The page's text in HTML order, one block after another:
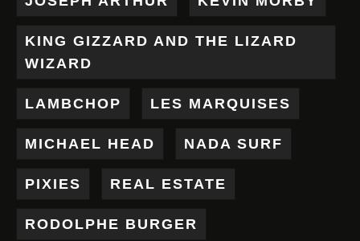
KING GIZZARD AND THE LIZARD
WIZARD
LAMBCHOP LES MARQUISES
MICHAEL HEAD NADA SURF
PIXIES REAL ESTATE
RODOLPHE BURGER